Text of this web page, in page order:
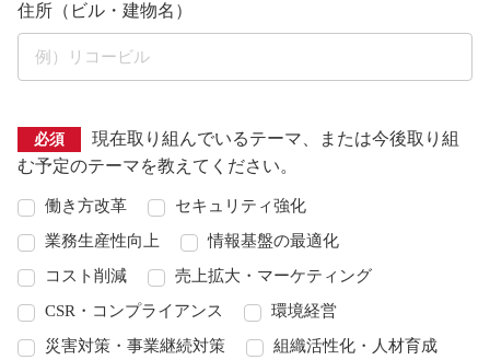
住所（ビル・建物名）
必須
現在取り組んでいるテーマ、または今後取り組
む予定のテーマを教えてください。
働き方改革
セキュリティ強化
業務生産性向上
情報基盤の最適化
コスト削減
売上拡大・マーケティング
CSR・コンプライアンス
環境経営
災害対策・事業継続対策
組織活性化・人材育成